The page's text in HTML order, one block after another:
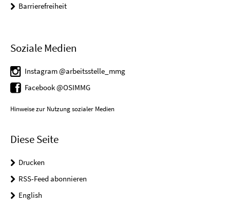
Barrierefreiheit
Soziale Medien
Instagram @arbeitsstelle_mmg
Facebook @OSIMMG
Hinweise zur Nutzung sozialer Medien
Diese Seite
Drucken
RSS-Feed abonnieren
English